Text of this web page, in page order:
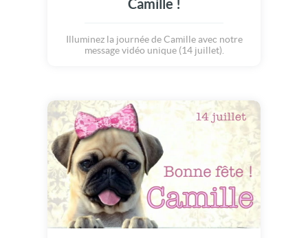
Camille !
Illuminez la journée de Camille avec notre
message vidéo unique (14 juillet).